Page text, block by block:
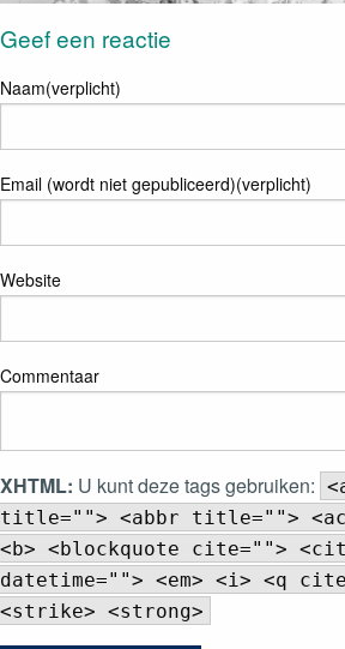
Geef een reactie
Naam(verplicht)
Email (wordt niet gepubliceerd)(verplicht)
Website
Commentaar
XHTML: U kunt deze tags gebruiken:
title=""> <abbr title="">
<b> <blockquote cite="">
datetime=""> <em> <i> <q
<strike> <strong>